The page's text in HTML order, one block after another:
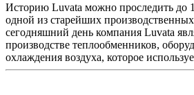
Историю Luvata можно проследить до
одной из старейших
сегодняшний день компания Luvata
производстве теплообменников,
охлаждения воздуха, которое